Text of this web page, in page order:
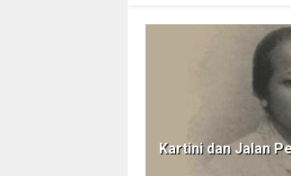
Kartini dan Jalan